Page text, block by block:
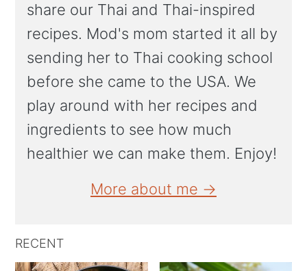
share our Thai and Thai-inspired
recipes. Mod's mom started it all by
sending her to Thai cooking school
before she came to the USA. We
play around with her recipes and
ingredients to see how much
healthier we can make them. Enjoy!
More about me →
RECENT